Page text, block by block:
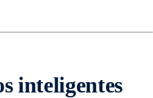
inteligentes